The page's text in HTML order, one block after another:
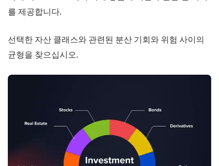
를 제공합니다.
선택한 자산 클래스와 관련된 분산 기회와 위험 사이의
균형을 찾으십시오.